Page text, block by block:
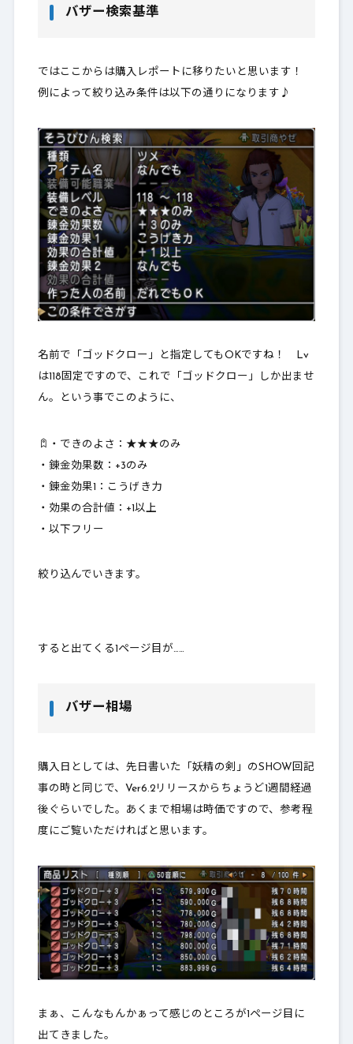
バザー検索基準
ではここからは購入レポートに移りたいと思います！
例によって絞り込み条件は以下の通りになります♪
名前で「ゴッドクロー」と指定してもOKですね！ Lv
は118固定ですので、これで「ゴッドクロー」しか出ませ
ん。という事でこのように、
・できのよさ：★★★のみ
・錬金効果数：+3のみ
・錬金効果1：こうげき力
・効果の合計値：+1以上
・以下フリー
絞り込んでいきます。
すると出てくる1ページ目が……
バザー相場
購入日としては、先日書いた「妖精の剣」のSHOW回記
事の時と同じで、Ver6.2リリースからちょうど1週間経過
後ぐらいでした。あくまで相場は時価ですので、参考程
度にご覧いただければと思います。
まぁ、こんなもんかぁって感じのところが1ページ目に
出てきました。